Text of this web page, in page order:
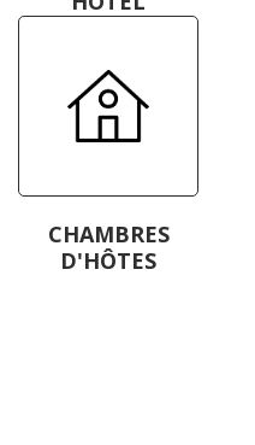
CHAMBRES
D'HÔTES